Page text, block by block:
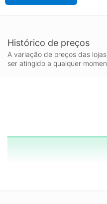
Histórico de preços
A variação de preços das
ser atingido a qualquer